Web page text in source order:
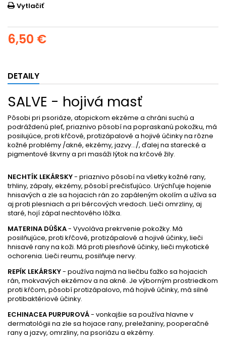
Vytlačiť
6,50 €
DETAILY
SALVE - hojivá masť
Pôsobi pri psoriáze, atopickom ekzéme a chráni suchú a
podráždenú pleť, priaznivo pôsobí na popraskanú pokožku, má
posilujúce, proti kŕčové, protizápalové a hojivé účinky na rôzne
kožné problémy /akné, ekzémy, jazvy.../, ďalej na starecké a
pigmentové škvrny a pri masáži lýtok na krčové žily.
NECHTÍK LEKÁRSKY- priaznivo pôsobí na všetky kožné rany,
trhliny, zápaly, ekzémy, pôsobí prečisťujúco. Urýchľuje hojenie
hnisavých a zle sa hojacich rán zo zapáleným okolím a užíva sa
aj proti plesniach a pri bércových vredoch. Lieči omrzliny, aj
staré, hojí zápal nechtového lôžka.
MATERINA DÚŠKA- Vyvoláva prekrvenie pokožky. Má
posilňujúce, proti kŕčové, protizápalové a hojivé účinky, lieči
hnisavé rany na koži. Má proti plesňové účinky, lieči mykotické
ochorenia. Lieči reumu, posilňuje nervy.
REPÍK LEKÁRSKY- používa najmä na liečbu ťažko sa hojacich
rán, mokvavých ekzémov a na akné. Je výborným prostriedkom
proti kŕčom, pôsobí protizápalovo, má hojivé účinky, má silné
protibaktériové účinky.
ECHINACEA PURPUROVÁ- vonkajšie sa používa hlavne v
dermatológii na zle sa hojace rany, preležaniny, pooperačné
rany a jazvy, omrzliny, na psoriázu a ekzémy.